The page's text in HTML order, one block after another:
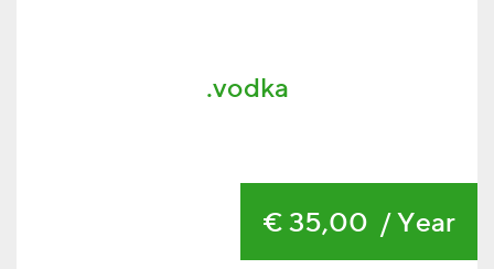
.vodka
€ 35,00 / Year